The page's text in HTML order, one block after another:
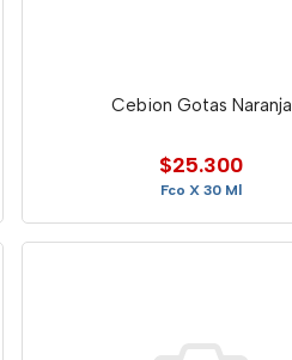
Cebion Gotas Naranja
$25.300
Fco X 30 Ml